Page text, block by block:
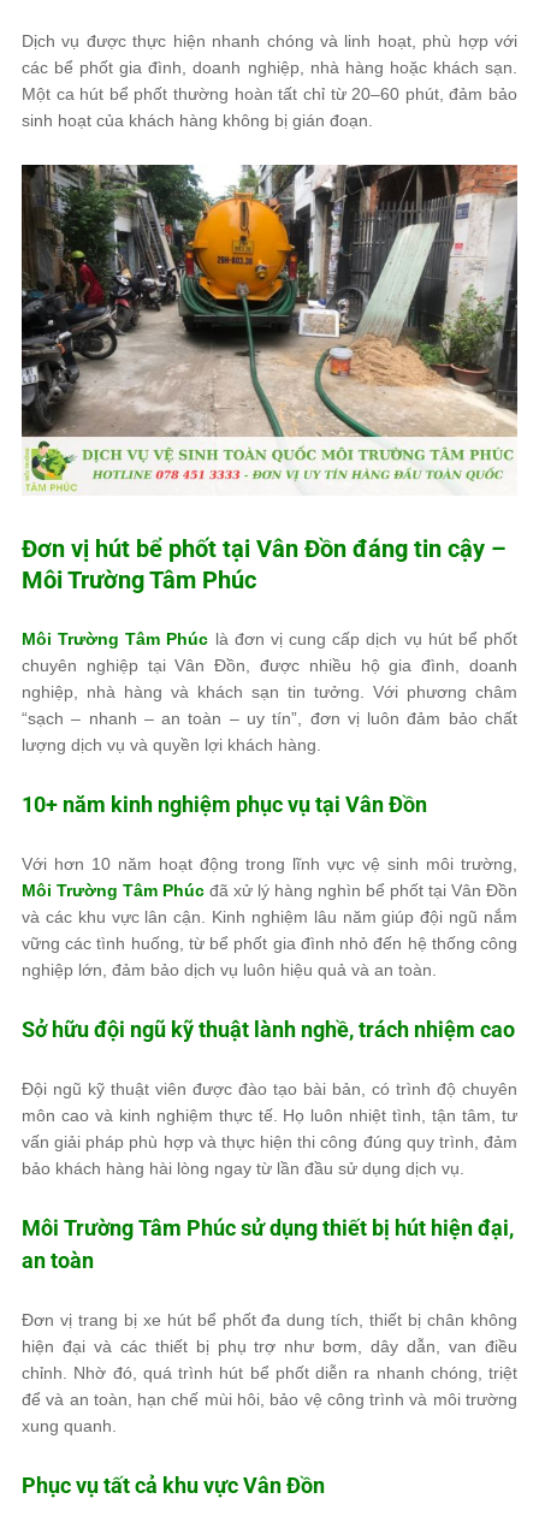
Dịch vụ được thực hiện nhanh chóng và linh hoạt, phù hợp với
các bể phốt gia đình, doanh nghiệp, nhà hàng hoặc khách sạn.
Một ca hút bể phốt thường hoàn tất chỉ từ 20–60 phút, đảm bảo
sinh hoạt của khách hàng không bị gián đoạn.
Đơn vị hút bể phốt tại Vân Đồn đáng tin cậy –
Môi Trường Tâm Phúc
Môi Trường Tâm Phúc là đơn vị cung cấp dịch vụ hút bể phốt
chuyên nghiệp tại Vân Đồn, được nhiều hộ gia đình, doanh
nghiệp, nhà hàng và khách sạn tin tưởng. Với phương châm
“sạch – nhanh – an toàn – uy tín”, đơn vị luôn đảm bảo chất
lượng dịch vụ và quyền lợi khách hàng.
10+ năm kinh nghiệm phục vụ tại Vân Đồn
Với hơn 10 năm hoạt động trong lĩnh vực vệ sinh môi trường,
Môi Trường Tâm Phúc đã xử lý hàng nghìn bể phốt tại Vân Đồn
và các khu vực lân cận. Kinh nghiệm lâu năm giúp đội ngũ nắm
vững các tình huống, từ bể phốt gia đình nhỏ đến hệ thống công
nghiệp lớn, đảm bảo dịch vụ luôn hiệu quả và an toàn.
Sở hữu đội ngũ kỹ thuật lành nghề, trách nhiệm cao
Đội ngũ kỹ thuật viên được đào tạo bài bản, có trình độ chuyên
môn cao và kinh nghiệm thực tế. Họ luôn nhiệt tình, tận tâm, tư
vấn giải pháp phù hợp và thực hiện thi công đúng quy trình, đảm
bảo khách hàng hài lòng ngay từ lần đầu sử dụng dịch vụ.
Môi Trường Tâm Phúcsử dụng thiết bị hút hiện đại,
an toàn
Đơn vị trang bị xe hút bể phốt đa dung tích, thiết bị chân không
hiện đại và các thiết bị phụ trợ như bơm, dây dẫn, van điều
chỉnh. Nhờ đó, quá trình hút bể phốt diễn ra nhanh chóng, triệt
để và an toàn, hạn chế mùi hôi, bảo vệ công trình và môi trường
xung quanh.
Phục vụ tất cả khu vực Vân Đồn